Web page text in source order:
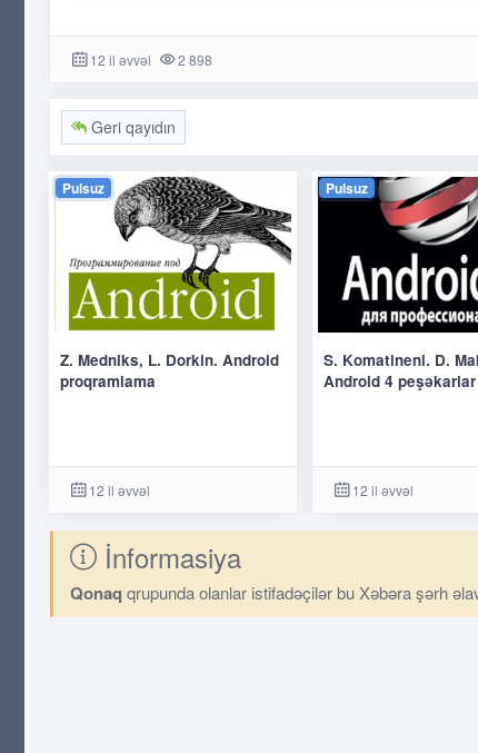
12 il əvvəl 2 898
Geri qayıdın
Pulsuz
Z. Medniks, L. Dorkin. Android
proqramlama
12 il əvvəl
Pulsuz
S. Komatineni. D.
Android 4
12 il əvvəl
İnformasiya
Qonaq qrupunda olanlar istifadəçilər bu Xəbəra şərh